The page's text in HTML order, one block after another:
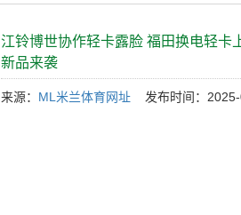
江铃博世协作轻卡露脸 福田换电轻卡
新品来袭
来源： ML米兰体育网址 发布时间：